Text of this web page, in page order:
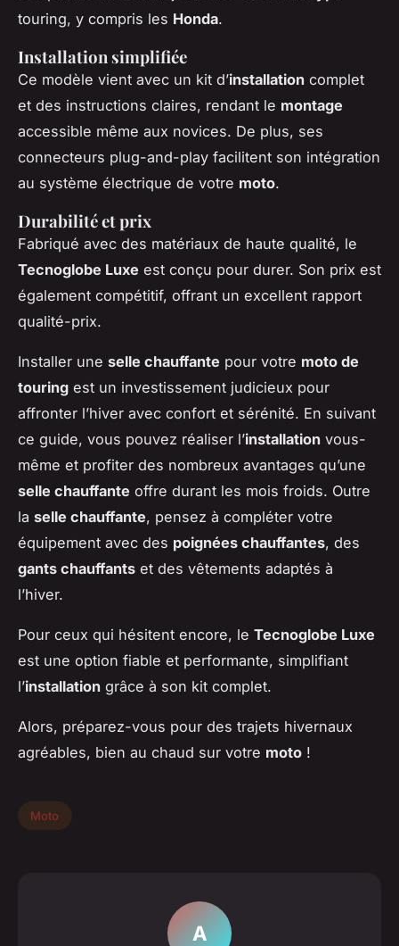
touring, y compris les Honda.
Installation simplifiée
Ce modèle vient avec un kit d’installation complet
et des instructions claires, rendant le montage
accessible même aux novices. De plus, ses
connecteurs plug-and-play facilitent son intégration
au système électrique de votre moto.
Durabilité et prix
Fabriqué avec des matériaux de haute qualité, le
Tecnoglobe Luxe est conçu pour durer. Son prix est
également compétitif, offrant un excellent rapport
qualité-prix.
Installer une selle chauffante pour votre moto de
touring est un investissement judicieux pour
affronter l’hiver avec confort et sérénité. En suivant
ce guide, vous pouvez réaliser l’installation vous-
même et profiter des nombreux avantages qu’une
selle chauffante offre durant les mois froids. Outre
la selle chauffante, pensez à compléter votre
équipement avec des poignées chauffantes, des
gants chauffants et des vêtements adaptés à
l’hiver.
Pour ceux qui hésitent encore, le Tecnoglobe Luxe
est une option fiable et performante, simplifiant
l’installation grâce à son kit complet.
Alors, préparez-vous pour des trajets hivernaux
agréables, bien au chaud sur votre moto !
Moto
A